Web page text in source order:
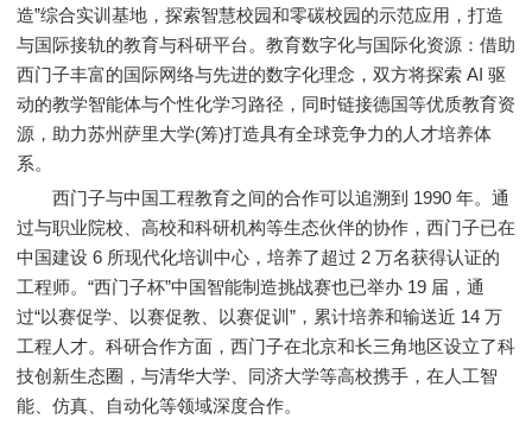
造”综合实训基地，探索智慧校园和零碳校园的示范应用，打造
与国际接轨的教育与科研平台。教育数字化与国际化资源：借助
西门子丰富的国际网络与先进的数字化理念，双方将探索 AI 驱
动的教学智能体与个性化学习路径，同时链接德国等优质教育资
源，助力苏州萨里大学(筹)打造具有全球竞争力的人才培养体
系。
西门子与中国工程教育之间的合作可以追溯到 1990 年。通
过与职业院校、高校和科研机构等生态伙伴的协作，西门子已在
中国建设 6 所现代化培训中心，培养了超过 2 万名获得认证的
工程师。“西门子杯”中国智能制造挑战赛也已举办 19 届，通
过“以赛促学、以赛促教、以赛促训”，累计培养和输送近 14 万
工程人才。科研合作方面，西门子在北京和长三角地区设立了科
技创新生态圈，与清华大学、同济大学等高校携手，在人工智
能、仿真、自动化等领域深度合作。